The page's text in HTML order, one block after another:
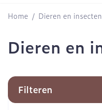
Home / Dieren en insecten
Dieren en
Filteren